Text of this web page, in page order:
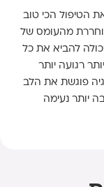
הטיפול הכי טוב
מהעומס של
להביא את כל
רגועה יותר
פוגשת את הלב
יותר נעימה